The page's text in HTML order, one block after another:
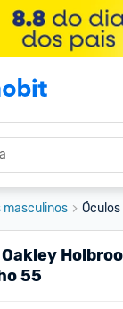
masculinos
55